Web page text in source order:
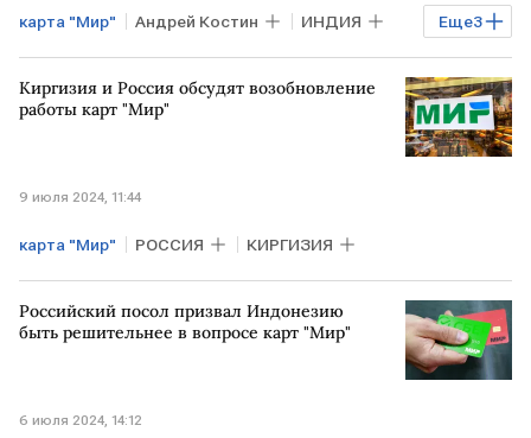
Еще3
карта "Мир" Андрей Костин ИНДИЯ
РОССИЯ рупии рубль
Киргизия и Россия обсудят возобновление
работы карт "Мир"
9 июля 2024, 11:44
карта "Мир" РОССИЯ КИРГИЗИЯ
Российский посол призвал Индонезию
быть решительнее в вопросе карт "Мир"
6 июля 2024, 14:12